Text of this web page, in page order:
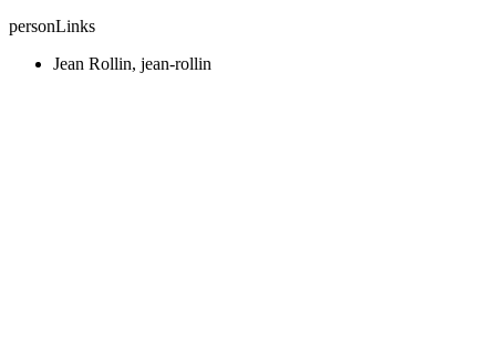
personLinks
Jean Rollin, jean-rollin